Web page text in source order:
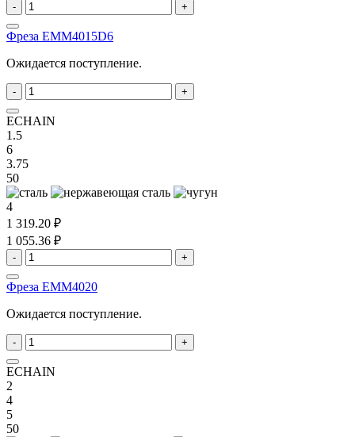
- +
Фреза EMM4015D6
Ожидается поступление.
- +
ECHAIN
1.5
6
3.75
50
4
1 319.20 ₽
1 055.36 ₽
- +
Фреза EMM4020
Ожидается поступление.
- +
ECHAIN
2
4
5
50